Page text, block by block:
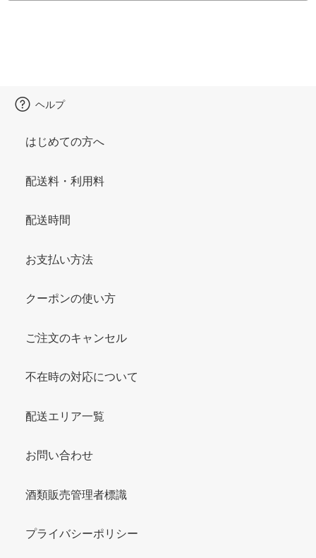
ヘルプ
はじめての方へ
配送料・利用料
配送時間
お支払い方法
クーポンの使い方
ご注文のキャンセル
不在時の対応について
配送エリア一覧
お問い合わせ
酒類販売管理者標識
プライバシーポリシー